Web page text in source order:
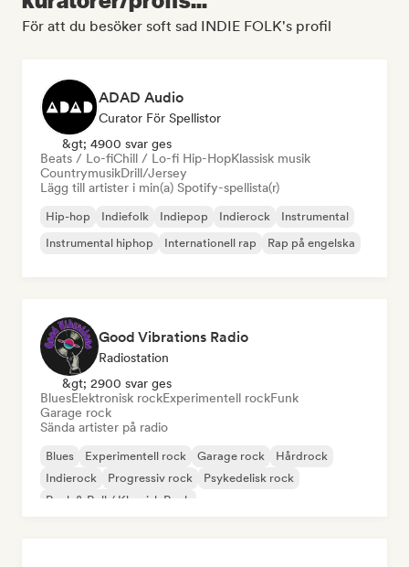
För att du besöker soft sad INDIE FOLK's profil
ADAD Audio
Curator För Spellistor
&gt; 4900 svar ges
Beats / Lo-fiChill / Lo-fi Hip-HopKlassisk musik
CountrymusikDrill/Jersey
Lägg till artister i min(a) Spotify-spellista(r)
Hip-hop Indiefolk Indiepop Indierock
Instrumental
Instrumental hiphop
Internationell rap Rap på engelska
Good Vibrations Radio
Radiostation
&gt; 2900 svar ges
BluesElektronisk rockExperimentell rockFunk
Garage rock
Sända artister på radio
Blues Experimentell rock Garage rock
Hårdrock
Indierock
Progressiv rock
Psykedelisk rock
Rock & Roll / Klassisk Rock